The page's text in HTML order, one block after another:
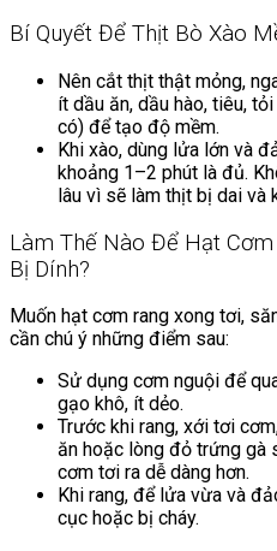
Bí Quyết Để Thịt Bò Xào
Nên cắt thịt thật mỏng,
ít dầu ăn, dầu hào, tiêu,
có) để tạo độ mềm.
Khi xào, dùng lửa lớn và
khoảng 1–2 phút là đủ.
lâu vì sẽ làm thịt bị dai và
Làm Thế Nào Để Hạt Cơm
Bị Dính?
Muốn hạt cơm rang xong tơi,
cần chú ý những điểm sau:
Sử dụng cơm nguội để
gạo khô, ít dẻo.
Trước khi rang, xới tơi
ăn hoặc lòng đỏ trứng gà
cơm tơi ra dễ dàng hơn.
Khi rang, để lửa vừa và
cục hoặc bị cháy.